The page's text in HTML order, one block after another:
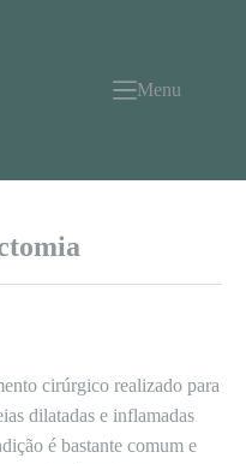
Menu
cirúrgico realizado para
dilatadas e inflamadas
é bastante comum e